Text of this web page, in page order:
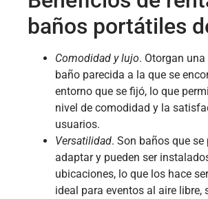
baños portátiles
Comodidad y lujo. Otorgan
baño parecida a la que se
entorno que se fijó, lo que
nivel de comodidad y la
usuarios.
Versatilidad. Son baños que se
adaptar y pueden ser
ubicaciones, lo que los hace
ideal para eventos al aire libre,